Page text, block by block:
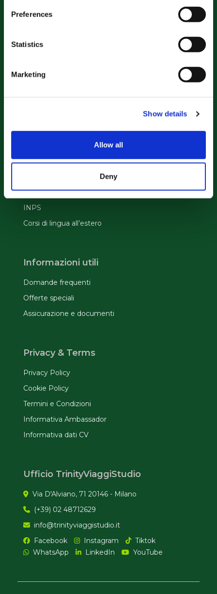
Preferences
Statistics
Marketing
Show details
Allow all
Deny
Lavora con noi
Programmi e corsi
Vacanze studio all'estero
Anno all'estero
INPS
Corsi di lingua all’estero
Informazioni utili
Domande frequenti
Offerte speciali
Assicurazione e documenti
Privacy & Terms
Privacy Policy
Cookie Policy
Termini e Condizioni
Informativa Ambassador
Informativa dati CV
Ufficio TrinityViaggiStudio
Via D'Alviano, 71 20146 - Milano
(+39) 02 48712629
info@trinityviaggistudio.it
Facebook
Instagram
Tiktok
WhatsApp
LinkedIn YouTube